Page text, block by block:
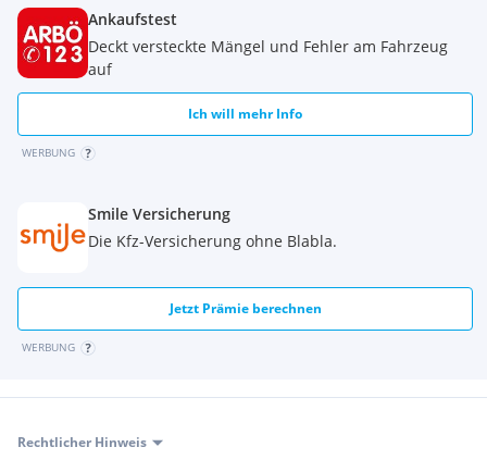
Ankaufstest
Deckt versteckte Mängel und Fehler am Fahrzeug
auf
Ich will mehr Info
WERBUNG
Smile Versicherung
Die Kfz-Versicherung ohne Blabla.
Jetzt Prämie berechnen
WERBUNG
Rechtlicher Hinweis